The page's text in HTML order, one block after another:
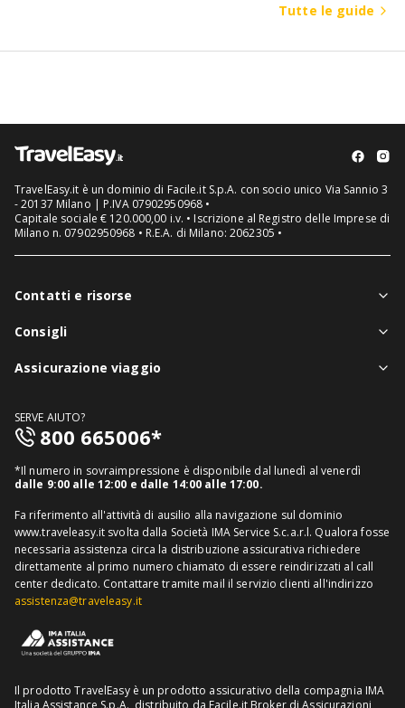
Tutte le guide
TravelEasy.it è un dominio di Facile.it S.p.A. con socio unico Via Sannio 3
- 20137 Milano | P.IVA 07902950968 •
Capitale sociale € 120.000,00 i.v. • Iscrizione al Registro delle Imprese di
Milano n. 07902950968 • R.E.A. di Milano: 2062305 •
Contatti e risorse
Chi siamo
FAQ
Mappa del sito
Informativa distributore
Consigli
Notizie viaggi
Assicurazione viaggio
Assicurazione viaggio annuale
Assicurazione medico sanitaria
Assicurazione viaggio USA
Assicurazione viaggio Thailandia
Assicurazione viaggio Cuba
SERVE AIUTO?
800 665006*
*Il numero in sovraimpressione è disponibile dal lunedì al venerdì
dalle 9:00 alle 12:00 e dalle 14:00 alle 17:00.
Fa riferimento all'attività di ausilio alla navigazione sul dominio
www.traveleasy.it svolta dalla Società IMA Service S.c.a.r.l. Qualora fosse
necessaria assistenza circa la distribuzione assicurativa richiedere
direttamente al primo numero chiamato di essere reindirizzati al call
center dedicato. Contattare tramite mail il servizio clienti all'indirizzo
assistenza@traveleasy.it
Il prodotto TravelEasy è un prodotto assicurativo della compagnia IMA
Italia Assistance S.p.A., distribuito da Facile.it Broker di Assicurazioni